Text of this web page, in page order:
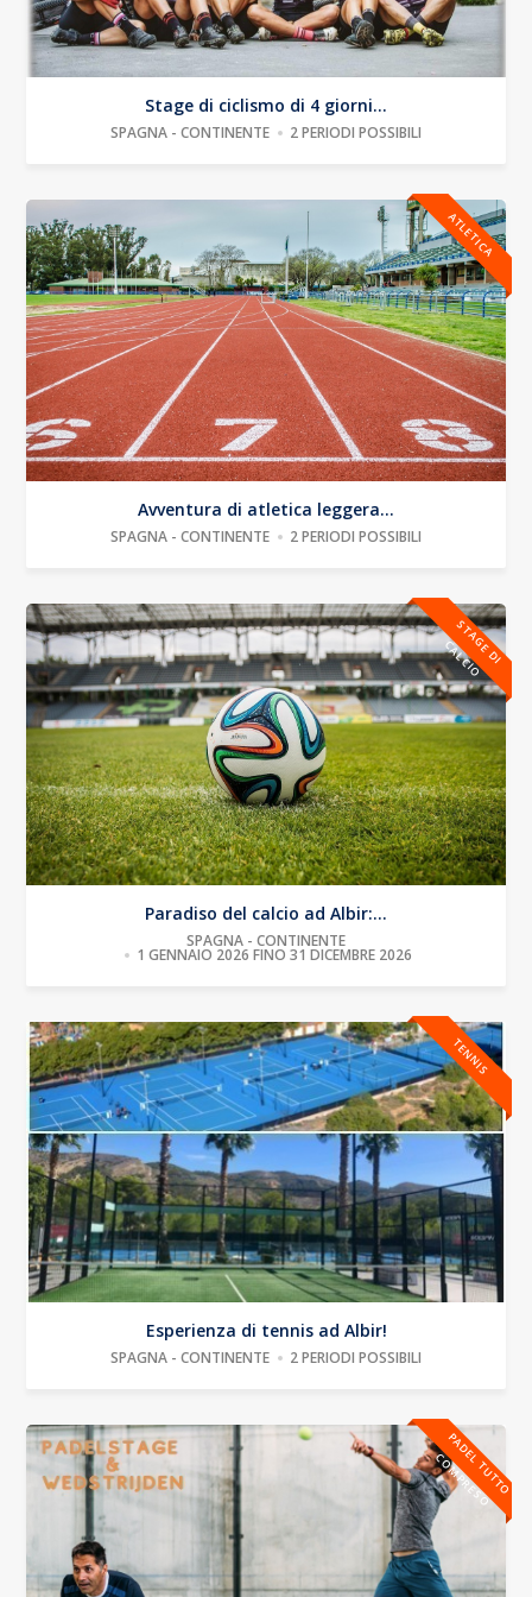
Stage di ciclismo di 4 giorni...
SPAGNA - CONTINENTE 2 PERIODI POSSIBILI
ATLETICA
Avventura di atletica leggera...
SPAGNA - CONTINENTE 2 PERIODI POSSIBILI
S
T
A
G
E
D
I
C
A
L
C
I
O
Paradiso del calcio ad Albir:...
SPAGNA - CONTINENTE
1 GENNAIO 2026 FINO 31 DICEMBRE 2026
TENNIS
Esperienza di tennis ad Albir!
SPAGNA - CONTINENTE 2 PERIODI POSSIBILI
P
A
D
E
L
T
U
T
T
O
C
O
M
P
R
E
S
O